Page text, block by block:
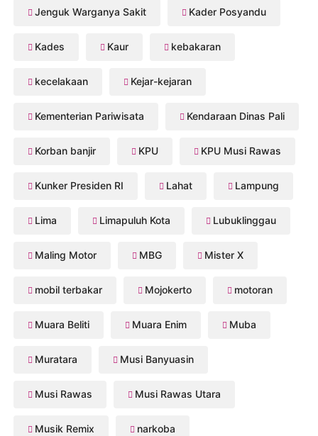
Jenguk Warganya Sakit Kader Posyandu
Kades Kaur kebakaran
kecelakaan Kejar-kejaran
Kementerian Pariwisata Kendaraan Dinas Pali
Korban banjir KPU KPU Musi Rawas
Kunker Presiden RI Lahat Lampung
Lima Limapuluh Kota Lubuklinggau
Maling Motor MBG Mister X
mobil terbakar Mojokerto motoran
Muara Beliti Muara Enim Muba
Muratara Musi Banyuasin
Musi Rawas Musi Rawas Utara
Musik Remix narkoba